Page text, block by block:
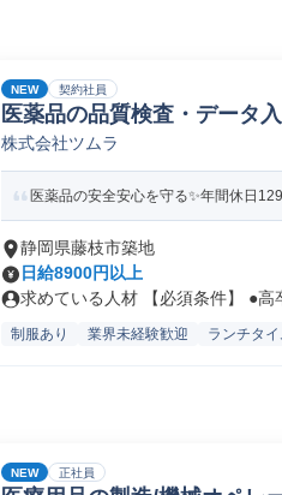
NEW 契約社員
医薬品の品質検査・データ
株式会社ツムラ
医薬品の安全安心を守る✨年間休日
静岡県藤枝市築地
日給8900円以上
求めている人材 【必須条件】 ●高
制服あり 業界未経験歓迎 ランチタイ
NEW 正社員